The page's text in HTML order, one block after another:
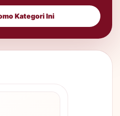
Kategori Ini